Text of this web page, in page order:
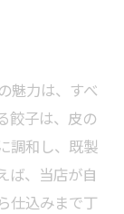
魅力は、すべ
餃子は、皮の
調和し、既製
ば、当店が自
仕込みまで丁